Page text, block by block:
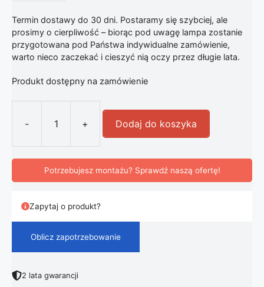
Termin dostawy do 30 dni. Postaramy się szybciej, ale
prosimy o cierpliwość – biorąc pod uwagę lampa zostanie
przygotowana pod Państwa indywidualne zamówienie,
warto nieco zaczekać i cieszyć nią oczy przez długie lata.
Produkt dostępny na zamówienie
-
ilość Bambusowa Lampa Stołowa
+ Dodaj do koszyka
Potrzebujesz montażu? Sprawdź naszą ofertę!
Zapytaj o produkt?
Oblicz zapotrzebowanie
2 lata gwarancji